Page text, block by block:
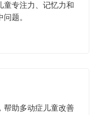
童专注力、记忆力和
题。
帮助多动症儿童改善